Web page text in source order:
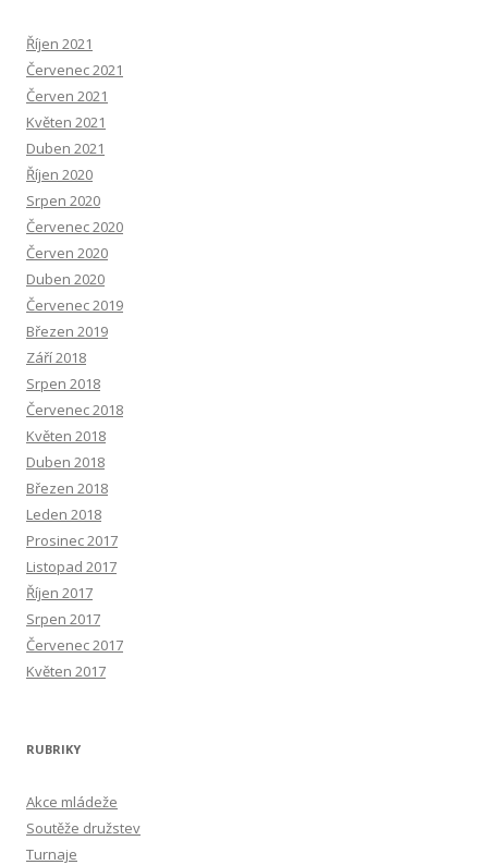
Říjen 2021
Červenec 2021
Červen 2021
Květen 2021
Duben 2021
Říjen 2020
Srpen 2020
Červenec 2020
Červen 2020
Duben 2020
Červenec 2019
Březen 2019
Září 2018
Srpen 2018
Červenec 2018
Květen 2018
Duben 2018
Březen 2018
Leden 2018
Prosinec 2017
Listopad 2017
Říjen 2017
Srpen 2017
Červenec 2017
Květen 2017
RUBRIKY
Akce mládeže
Soutěže družstev
Turnaje